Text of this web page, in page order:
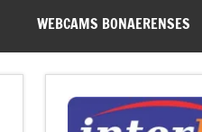
WEBCAMS BONAERENSES